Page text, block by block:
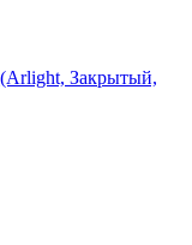
Закрытый,